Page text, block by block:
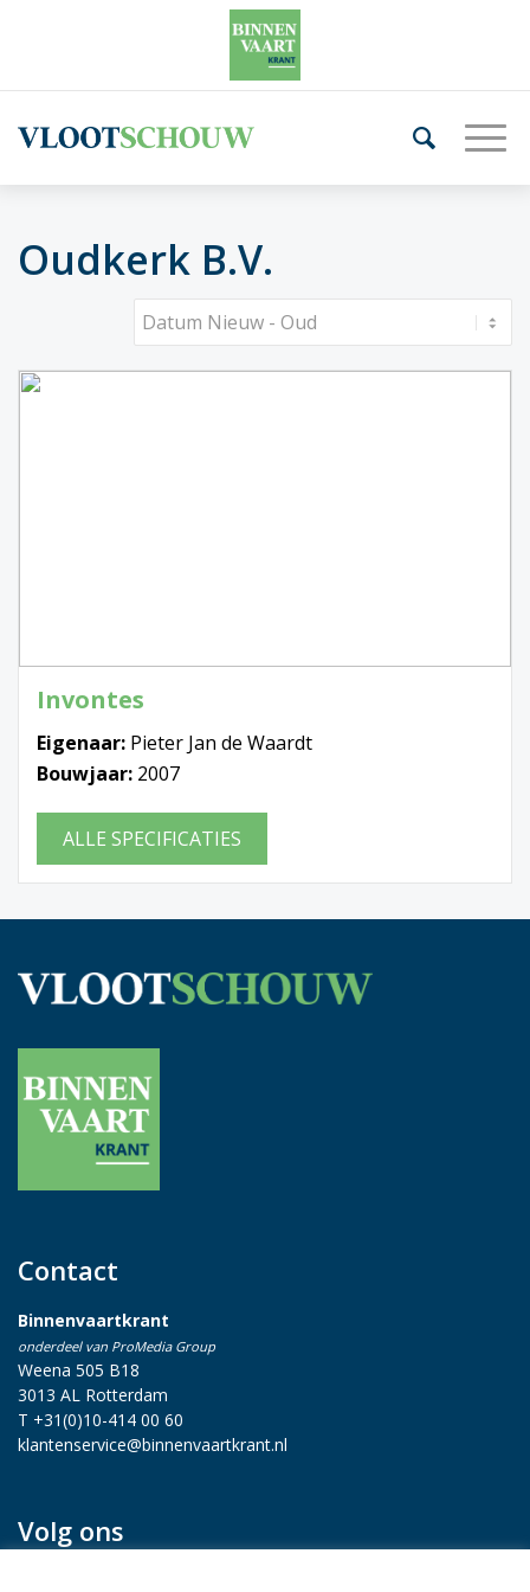
Oudkerk B.V.
Invontes
Eigenaar: Pieter Jan de Waardt
Bouwjaar: 2007
ALLE SPECIFICATIES
Contact
Binnenvaartkrant
onderdeel van ProMedia Group
Weena 505 B18
3013 AL Rotterdam
T +31(0)10-414 00 60
klantenservice@binnenvaartkrant.nl
Volg ons